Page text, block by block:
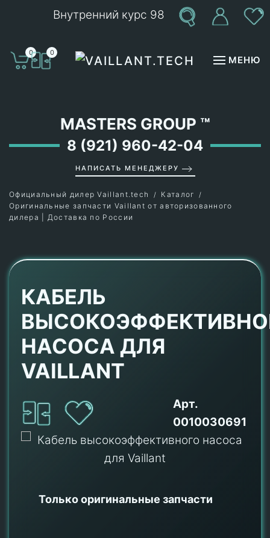
Внутренний курс 98
0 0
МЕНЮ
MASTERS GROUP ™
8 (921) 960-42-04
НАПИСАТЬ МЕНЕДЖЕРУ
Официальный дилер Vaillant.tech
Каталог
Оригинальные запчасти Vaillant от авторизованного
дилера | Доставка по России
КАБЕЛЬ
НАСОСА ДЛЯ
VAILLANT
Арт.
0010030691
Только оригинальные запчасти